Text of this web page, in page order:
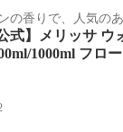
の香りで、人気の
式】メリッサ
1000ml フロ